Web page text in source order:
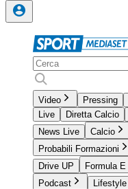
Video Pressing
Live
Diretta Calcio
News Live
Calcio
Probabili Formazioni
Drive UP
Formula E
Podcast
Lifestyle